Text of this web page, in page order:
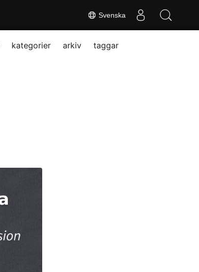
Svenska
kategorier arkiv taggar